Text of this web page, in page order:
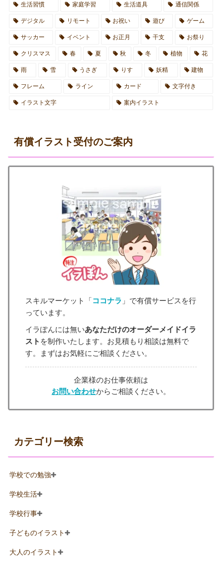
生活習慣 家庭学習 生活道具 通信関係
デジタル リモート お祝い 遊び ゲーム
サッカー イベント お正月 干支 お祭り
クリスマス 春 夏 秋 冬 植物 花
雨 雪 うさぎ りす 妖精 建物
フレーム ライン カード 文字付き
イラスト文字 案内イラスト
有償イラスト受付のご案内
スキルマーケット「ココナラ 」で有償サービスを行
っています。
イラぽんには無いあなただけのオーダーメイドイラ
スト を制作いたします。お見積もり相談は無料で
す。まずはお気軽にご相談ください。
企業様のお仕事依頼は
お問い合わせからご相談ください。
カテゴリー検索
学校での勉強
学校生活
学校行事
子どものイラスト
大人のイラスト